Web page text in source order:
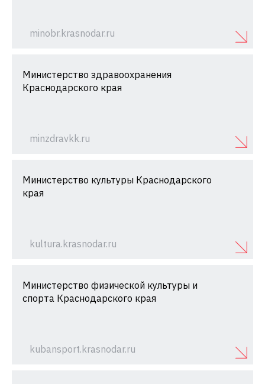
minobr.krasnodar.ru
Министерство здравоохранения
Краснодарского края
minzdravkk.ru
Министерство культуры Краснодарского
края
kultura.krasnodar.ru
Министерство физической культуры и
спорта Краснодарского края
kubansport.krasnodar.ru